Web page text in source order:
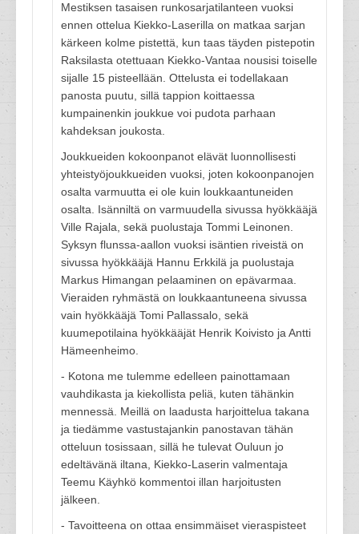
Mestiksen tasaisen runkosarjatilanteen vuoksi
ennen ottelua Kiekko-Laserilla on matkaa sarjan
kärkeen kolme pistettä, kun taas täyden pistepotin
Raksilasta otettuaan Kiekko-Vantaa nousisi toiselle
sijalle 15 pisteellään. Ottelusta ei todellakaan
panosta puutu, sillä tappion koittaessa
kumpainenkin joukkue voi pudota parhaan
kahdeksan joukosta.
Joukkueiden kokoonpanot elävät luonnollisesti
yhteistyöjoukkueiden vuoksi, joten kokoonpanojen
osalta varmuutta ei ole kuin loukkaantuneiden
osalta. Isänniltä on varmuudella sivussa hyökkääjä
Ville Rajala, sekä puolustaja Tommi Leinonen.
Syksyn flunssa-aallon vuoksi isäntien riveistä on
sivussa hyökkääjä Hannu Erkkilä ja puolustaja
Markus Himangan pelaaminen on epävarmaa.
Vieraiden ryhmästä on loukkaantuneena sivussa
vain hyökkääjä Tomi Pallassalo, sekä
kuumepotilaina hyökkääjät Henrik Koivisto ja Antti
Hämeenheimo.
- Kotona me tulemme edelleen painottamaan
vauhdikasta ja kiekollista peliä, kuten tähänkin
mennessä. Meillä on laadusta harjoittelua takana
ja tiedämme vastustajankin panostavan tähän
otteluun tosissaan, sillä he tulevat Ouluun jo
edeltävänä iltana, Kiekko-Laserin valmentaja
Teemu Käyhkö kommentoi illan harjoitusten
jälkeen.
- Tavoitteena on ottaa ensimmäiset vieraspisteet